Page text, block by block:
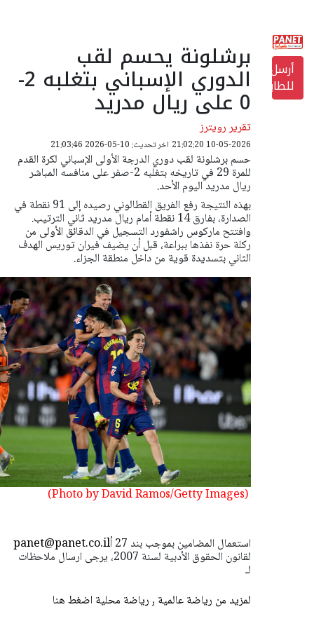
أرسل
للطابعة
برشلونة يحسم لقب
الدوري الإسباني بتغلبه 2-
0 على ريال مدريد
تقرير رويترز
10-05-2026 21:02:20 اخر تحديث: 10-05-2026 21:03:46
حسم برشلونة لقب دوري الدرجة الأولى الإسباني لكرة القدم
للمرة 29 في تاريخه بتغلبه 2-صفر على منافسه المباشر
ريال مدريد اليوم الأحد.
بهذه النتيجة رفع الفريق القطالوني رصيده إلى 91 نقطة في
الصدارة، بفارق 14 نقطة أمام ريال مدريد ثاني الترتيب.
وافتتح ماركوس راشفورد التسجيل في الدقائق الأولى من
ركلة حرة نفذها ببراعة، قبل أن يضيف فيران توريس الهدف
الثاني بتسديدة قوية من داخل منطقة الجزاء.
(Photo by David Ramos/Getty Images)
panet@panet.co.ilاستعمال المضامين بموجب بند 27 أ
لقانون الحقوق الأدبية لسنة 2007، يرجى ارسال ملاحظات
لـ
لمزيد من رياضة عالمية ٫ رياضة محلية اضغط هنا